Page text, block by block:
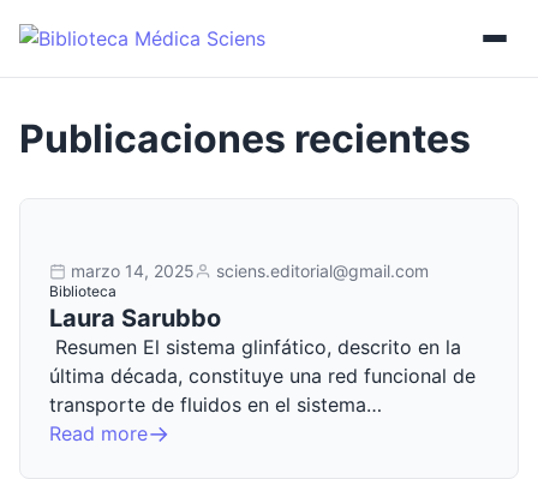
marzo 14, 2025 sciens.editorial@gmail.com
Biblioteca
Laura Sarubbo
Resumen El sistema glinfático, descrito en la
última década, constituye una red funcional de
transporte de fluidos en el sistema…
Read more